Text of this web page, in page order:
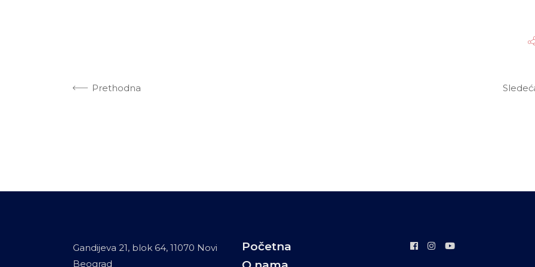
Prethodna
Gandijeva 21, blok 64, 11070 Novi
Beograd
Početna